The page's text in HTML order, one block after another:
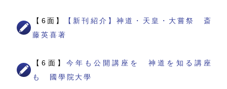
【6面】
【新刊紹介】神道・天皇・大嘗祭 斎
藤英喜著
【6面】 今年も公開講座を 神道を知る講座
も 國學院大學